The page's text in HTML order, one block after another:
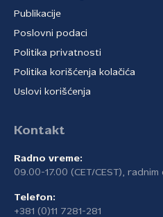
Publikacije
Poslovni podaci
Politika privatnosti
Politika korišćenja kolačića
Uslovi korišćenja
Kontakt
Radno vreme:
09.00-17.00 (CET/CEST), radnim
Telefon:
+381 (0)11 7281-281